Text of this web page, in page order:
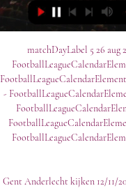
matchDayLabel 5 26 aug
-
Gent Anderlecht kijken 12/11/